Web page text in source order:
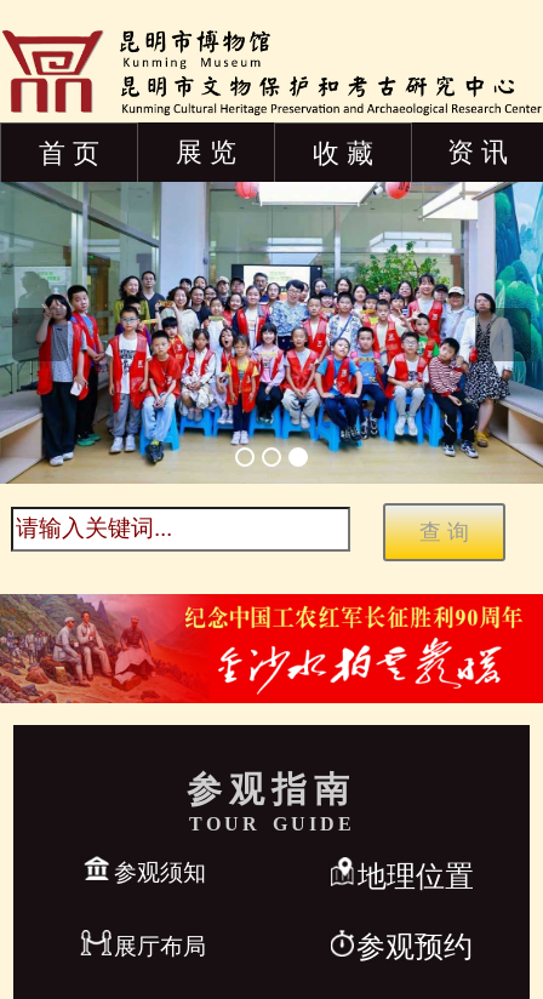
首 页 展 览 收 藏 资 讯
参观指南
TOUR GUIDE
参观须知 地理位置
展厅布局 参观预约